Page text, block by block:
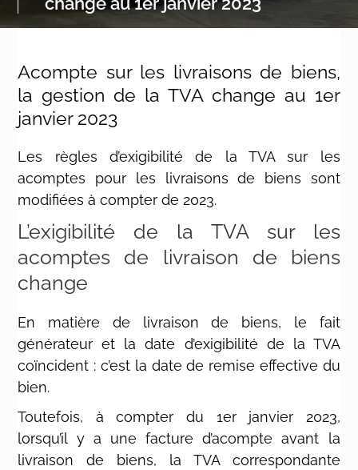
Acompte sur les livraisons de biens,
la gestion de la TVA change au 1er
janvier 2023
Les règles d’exigibilité de la TVA sur les
acomptes pour les livraisons de biens sont
modifiées à compter de 2023.
L’exigibilité de la TVA sur les
acomptes de livraison de biens
change
En matière de livraison de biens, le fait
générateur et la date d’exigibilité de la TVA
coïncident : c’est la date de remise effective du
bien.
Toutefois, à compter du 1er janvier 2023,
lorsqu’il y a une facture d’acompte avant la
livraison de biens, la TVA correspondante